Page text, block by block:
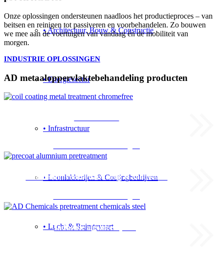
• Architectuur, Bouw & Constructie
• Energiesector
• Infrastructuur
• Loonlakkerijen & Coatingbedrijven
• Lucht & Ruimtevaart
Onze oplossingen ondersteunen naadloos het productieproces – van
beitsen en reinigen tot passiveren en voorbehandelen. Zo bouwen
we mee aan de voertuigen van vandaag én de mobiliteit van
morgen.
INDUSTRIE OPLOSSINGEN
AD metaaloppervlaktebehandeling producten
Aluminium voorbehandeling & anodiseren
Industrie algemeen (staal)